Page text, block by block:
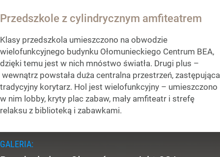
Przedszkole z cylindrycznym amfiteatrem
Klasy przedszkola umieszczono na obwodzie
wielofunkcyjnego budynku Ołomunieckiego Centrum BEA,
dzięki temu jest w nich mnóstwo światła. Drugi plus –
wewnątrz powstała duża centralna przestrzeń, zastępująca
tradycyjny korytarz. Hol jest wielofunkcyjny – umieszczono
w nim lobby, kryty plac zabaw, mały amfiteatr i strefę
relaksu z biblioteką i zabawkami.